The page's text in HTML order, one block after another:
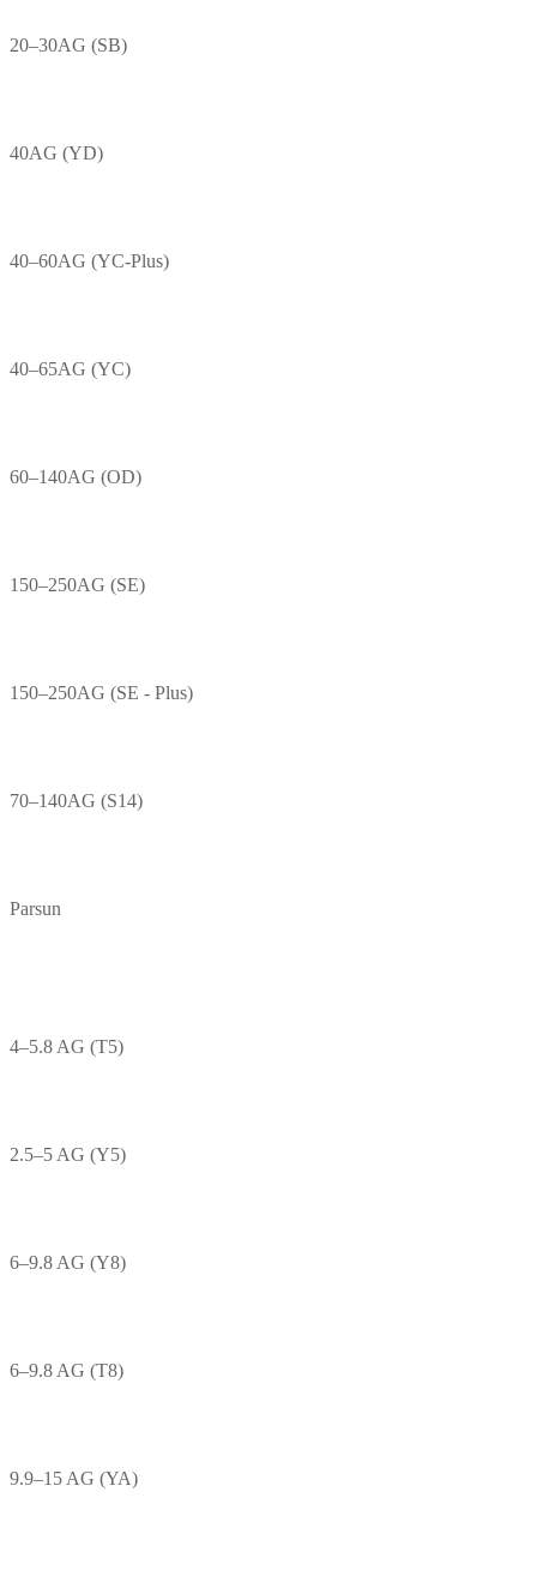
20–30AG (SB)
40AG (YD)
40–60AG (YC-Plus)
40–65AG (YC)
60–140AG (OD)
150–250AG (SE)
150–250AG (SE - Plus)
70–140AG (S14)
Parsun
4–5.8 AG (T5)
2.5–5 AG (Y5)
6–9.8 AG (Y8)
6–9.8 AG (T8)
9.9–15 AG (YA)